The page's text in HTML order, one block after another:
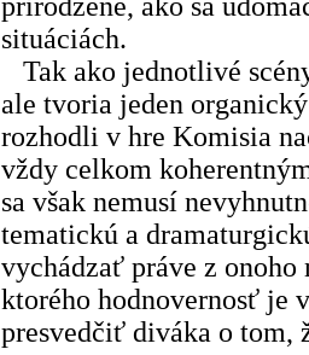
situáciách.
Tak ako jednotlivé
ale tvoria jeden
rozhodli v hre Komisia
vždy celkom
sa však nemusí
tematickú a
vychádzať práve z onoho
ktorého hodnovernosť je
presvedčiť diváka o tom,